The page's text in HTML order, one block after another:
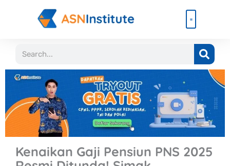
Search
Kenaikan Gaji Pensiun PNS 2025